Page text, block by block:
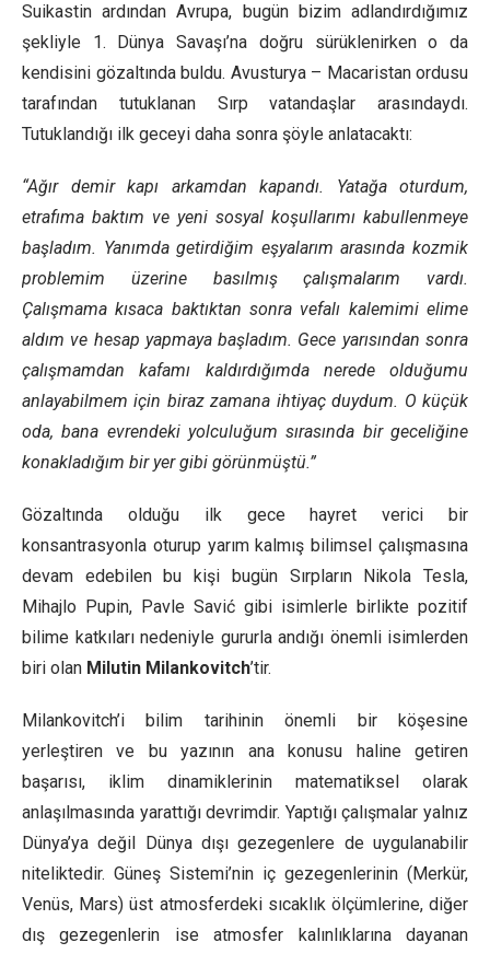
Suikastin ardından Avrupa, bugün bizim adlandırdığımız
şekliyle 1. Dünya Savaşı’na doğru sürüklenirken o da
kendisini gözaltında buldu. Avusturya – Macaristan ordusu
tarafından tutuklanan Sırp vatandaşlar arasındaydı.
Tutuklandığı ilk geceyi daha sonra şöyle anlatacaktı:
“Ağır demir kapı arkamdan kapandı. Yatağa oturdum,
etrafıma baktım ve yeni sosyal koşullarımı kabullenmeye
başladım. Yanımda getirdiğim eşyalarım arasında kozmik
problemim üzerine basılmış çalışmalarım vardı.
Çalışmama kısaca baktıktan sonra vefalı kalemimi elime
aldım ve hesap yapmaya başladım. Gece yarısından sonra
çalışmamdan kafamı kaldırdığımda nerede olduğumu
anlayabilmem için biraz zamana ihtiyaç duydum. O küçük
oda, bana evrendeki yolculuğum sırasında bir geceliğine
konakladığım bir yer gibi görünmüştü.”
Gözaltında olduğu ilk gece hayret verici bir
konsantrasyonla oturup yarım kalmış bilimsel çalışmasına
devam edebilen bu kişi bugün Sırpların Nikola Tesla,
Mihajlo Pupin, Pavle Savić gibi isimlerle birlikte pozitif
bilime katkıları nedeniyle gururla andığı önemli isimlerden
biri olan Milutin Milankovitch’tir.
Milankovitch’i bilim tarihinin önemli bir köşesine
yerleştiren ve bu yazının ana konusu haline getiren
başarısı, iklim dinamiklerinin matematiksel olarak
anlaşılmasında yarattığı devrimdir. Yaptığı çalışmalar yalnız
Dünya’ya değil Dünya dışı gezegenlere de uygulanabilir
niteliktedir. Güneş Sistemi’nin iç gezegenlerinin (Merkür,
Venüs, Mars) üst atmosferdeki sıcaklık ölçümlerine, diğer
dış gezegenlerin ise atmosfer kalınlıklarına dayanan